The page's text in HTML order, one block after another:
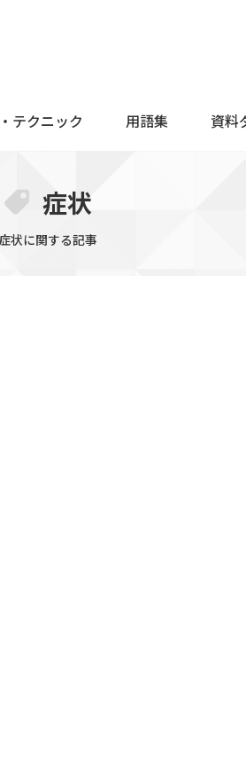
テクニック 用語集 資料
症状
状に関する記事